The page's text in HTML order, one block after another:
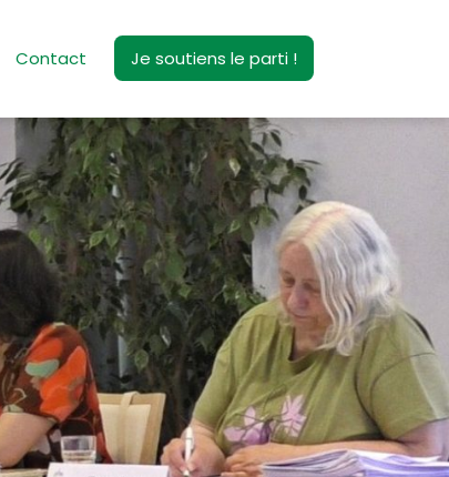
Contact Je soutiens le parti !